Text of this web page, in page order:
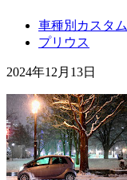
車種別カスタム
プリウス
2024年12月13日